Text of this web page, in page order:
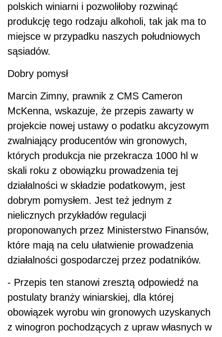
polskich winiarni i pozwoliłoby rozwinąć
produkcję tego rodzaju alkoholi, tak jak ma to
miejsce w przypadku naszych południowych
sąsiadów.
Dobry pomysł
Marcin Zimny, prawnik z CMS Cameron
McKenna, wskazuje, że przepis zawarty w
projekcie nowej ustawy o podatku akcyzowym
zwalniający producentów win gronowych,
których produkcja nie przekracza 1000 hl w
skali roku z obowiązku prowadzenia tej
działalności w składzie podatkowym, jest
dobrym pomysłem. Jest też jednym z
nielicznych przykładów regulacji
proponowanych przez Ministerstwo Finansów,
które mają na celu ułatwienie prowadzenia
działalności gospodarczej przez podatników.
- Przepis ten stanowi zresztą odpowiedź na
postulaty branży winiarskiej, dla której
obowiązek wyrobu win gronowych uzyskanych
z winogron pochodzących z upraw własnych w